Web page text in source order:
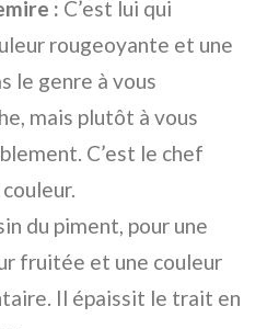
: C’est lui qui
rougeoyante et une
le genre à vous
mais plutôt à vous
C’est le chef
du piment, pour une
fruitée et une couleur
Il épaissit le trait en